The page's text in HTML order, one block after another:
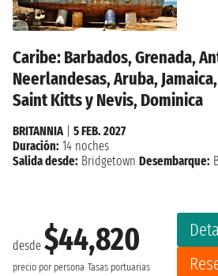
Caribe: Barbados, Grenada,
Neerlandesas, Aruba,
Saint Kitts y Nevis, Dominica
desde $44,820
precio por persona Tasas portuarias
BRITANNIA| 5 FEB. 2027
Duración: 14 noches
Salida desde: Bridgetown Desembarque: